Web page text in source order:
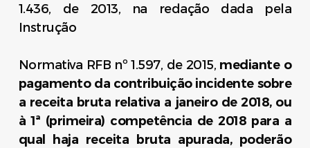
1.436, de 2013, na redação dada pela
Instrução
Normativa RFB nº 1.597, de 2015, mediante o
pagamento da contribuição incidente sobre
a receita bruta relativa a janeiro de 2018, ou
à 1ª (primeira) competência de 2018 para a
qual haja receita bruta apurada, poderão